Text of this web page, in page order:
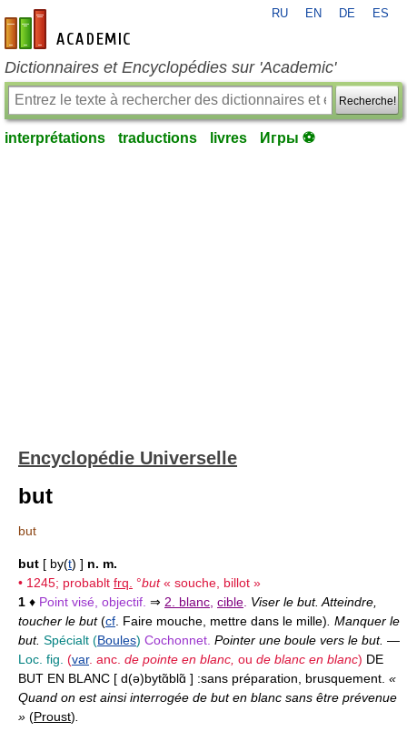
fr-academic.com
RU EN DE ES
Dictionnaires et Encyclopédies sur 'Academic'
Recherche!
interprétations traductions livres Игры ⚽
Encyclopédie Universelle
but
but
but [ by(t) ] n. m.
• 1245; probablt frq. °but« souche, billot »
1 ♦ Point visé, objectif. ⇒ 2. blanc cible Viser le but. Atteindre,
toucher le but(cf . Faire mouche, mettre dans le mille) . Manquer le
but. Spécialt (Boules) Cochonnet. Pointer une boule vers le but. —
Loc. fig. (var. anc. de pointe en blanc, ou de blanc en blanc) DE
BUT EN BLANC [ d(ə)bytɑ̃blɑ̃ ] :sans préparation, brusquement. «
Quand on est ainsi interrogée de but en blanc sans être prévenue
» (Proust)